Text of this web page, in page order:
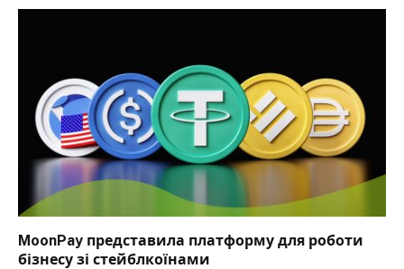
MoonPay представила платформу для роботи
бізнесу зі стейблкоїнами